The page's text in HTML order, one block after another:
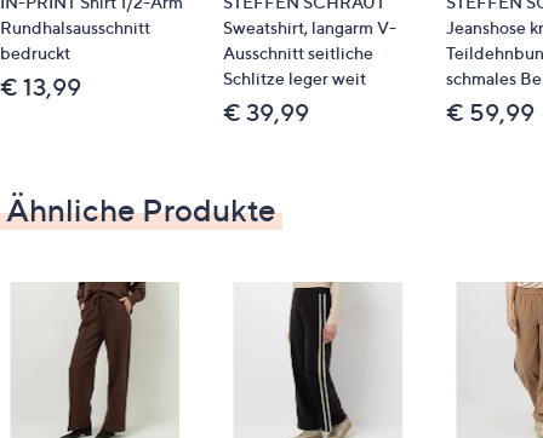
Körperhöhe von 157 bis 164 cm
wir empfehlen die Normalgröße bei einer
Körperhöhe von 165 bis 172 cm
Schonwäsche 30°
Rundhalsausschnitt
bedruckt
€ 13,99
Sweatshirt, langarm V-
Ausschnitt seitliche
Schlitze leger weit
€ 39,99
Jeanshose
schmales
€ 59,99
Ähnliche Produkte